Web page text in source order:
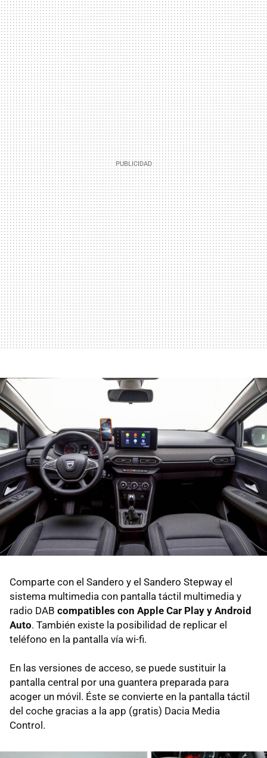
Comparte con el Sandero y el Sandero Stepway el
sistema multimedia con pantalla táctil multimedia y
radio DAB compatibles con Apple Car Play y Android
Auto. También existe la posibilidad de replicar el
teléfono en la pantalla vía wi-fi.
En las versiones de acceso, se puede sustituir la
pantalla central por una guantera preparada para
acoger un móvil. Éste se convierte en la pantalla táctil
del coche gracias a la app (gratis) Dacia Media
Control.